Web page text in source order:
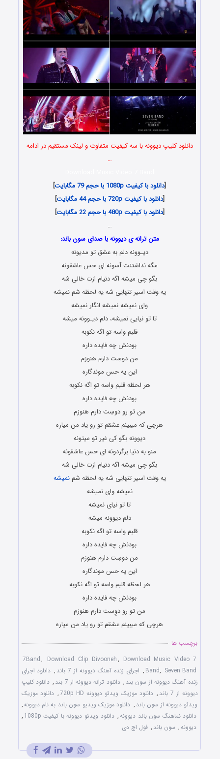
دانلود کلیپ دیوونه با سه کیفیت متفاوت و لینک مستقیم در ادامه
…
[دانلود با کیفیت 1080p با حجم 79 مگابایت
]
[دانلود با کیفیت 720p با حجم 44 مگابایت
]
[دانلود با کیفیت 480p با حجم 22 مگابایت
]
…
متن ترانه ی دیوونه با صدای سون باند:
دیـوونه دلم به عشق تو مدیونه
مگه نداشتنت آسونه ای حس عاشقونه
بگو چی میشه اگه دنیام ازت خالی شه
یه وقت اسیر تنهایی شه یه لحظه شم نمیشه
وای نمیشه نمیشه انگار نمیشه
تا تو نیایی نمیشه، دلم دیـوونه میشه
قلبم واسه تو اگه نکوبه
بودنش چه فایده داره
من دوسِت دارم هنوزم
این یه حس موندگاره
هر لحظه قلبم واسه تو اگه نکوبه
بودنش چه فایده داره
من تو رو دوسِت دارم هنوزم
هرچی که میبینم عشقم تو رو یاد من میاره
دیوونه بگو کی غیر تو میتونه
منو به دنیا برگردونه ای حس عاشقونه
بگو چی میشه اگه دنیام ازت خالی شه
یه وقت اسیر تنهایی شه یه لحظه شمنمیشه
نمیشه وای نمیشه
تا تو نیای نمیشه
دلم دیوونه میشه
قلبم واسه تو اگه نکوبه
بودنش چه فایده داره
من دوسِت دارم هنوزم
این یه حس موندگاره
هر لحظه قلبم واسه تو اگه نکوبه
بودنش چه فایده داره
من تو رو دوِست دارم هنوزم
هرچی که میبینم عشقم تو رو یاد من میاره
برچسب ها
7Band, Download Clip Divooneh, Download Music Video 7
Band, Seven Band
, اجرای زنده آهنگ دیوونه از 7 باند , دانلود اجرای
زنده آهنگ دیوونه از سون بند , دانلود ترانه دیوونه از 7 بند , دانلود کلیپ
دیوونه از 7 باند
, دانلود موزیک ویدئو دیوونه 720p HD , دانلود موزیک
ویدئو دیوونه از سون باند , دانلود موزیک ویدیو سون باند به نام دیوونه,
دانلود نماهنگ سون باند دیوونه, دانلود ویدئو دیوونه با کیفیت 1080p
,
دیوونه, سون باند , فول اچ دی